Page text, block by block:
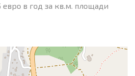
в год за кв.м. площади